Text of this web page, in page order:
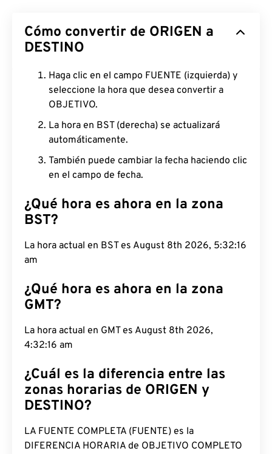
Cómo convertir de ORIGEN a
DESTINO
Haga clic en el campo FUENTE (izquierda) y
seleccione la hora que desea convertir a
OBJETIVO.
La hora en BST (derecha) se actualizará
automáticamente.
También puede cambiar la fecha haciendo clic
en el campo de fecha.
¿Qué hora es ahora en la zona
BST?
La hora actual en BST es August 8th 2026, 5:32:17
am
¿Qué hora es ahora en la zona
GMT?
La hora actual en GMT es August 8th 2026, 4:32:17
am
¿Cuál es la diferencia entre las
zonas horarias de ORIGEN y
DESTINO?
LA FUENTE COMPLETA (FUENTE) es la
DIFERENCIA HORARIA de OBJETIVO COMPLETO